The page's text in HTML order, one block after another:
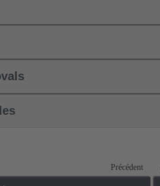
Précédent